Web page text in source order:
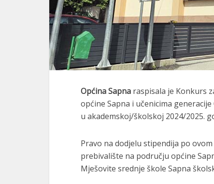
Općina Sapna raspisala je Konkurs
općine Sapna i učenicima
u akademskoj/školskoj 2024/2025.
Pravo na dodjelu stipendija po
prebivalište na području općine
Mješovite srednje škole Sapna